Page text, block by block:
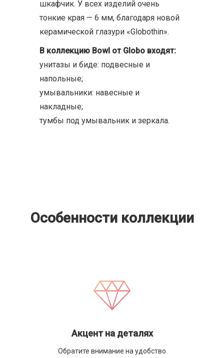
шкафчик. У всех изделий очень
тонкие края — 6 мм, благодаря новой
керамической глазури «Globothin».
В коллекцию Bowl от Globo входят:
унитазы и биде: подвесные и
напольные;
умывальники: навесные и
накладные;
тумбы под умывальник и зеркала.
Особенности коллекции
Акцент на деталях
Обратите внимание на удобство